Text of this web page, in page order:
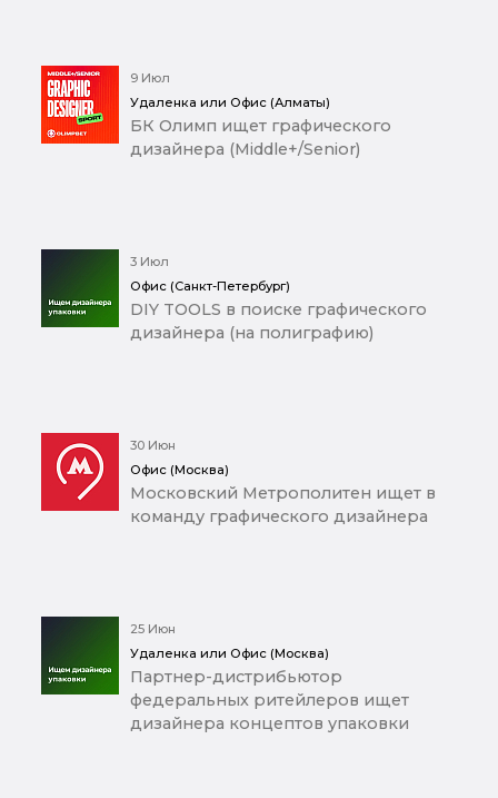
9 Июл
Удаленка или Офис (Алматы)
БК Олимп ищет графического
дизайнера (Middle+/Senior)
3 Июл
Офис (Санкт-Петербург)
DIY TOOLS в поиске графического
дизайнера (на полиграфию)
30 Июн
Офис (Москва)
Московский Метрополитен ищет в
команду графического дизайнера
25 Июн
Удаленка или Офис (Москва)
Партнер-дистрибьютор
федеральных ритейлеров ищет
дизайнера концептов упаковки